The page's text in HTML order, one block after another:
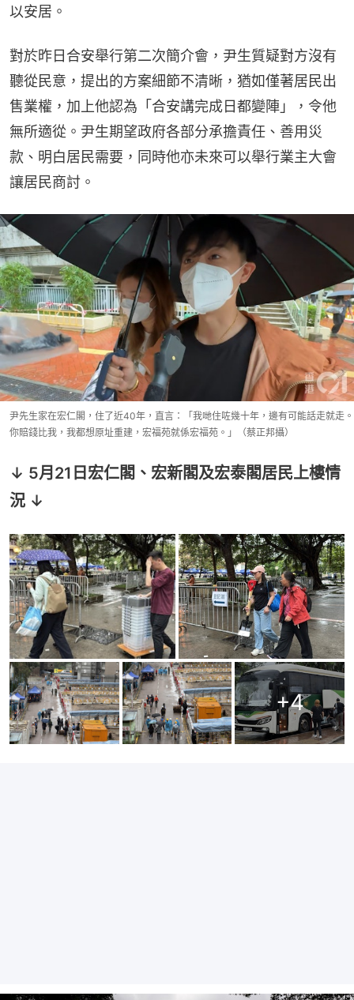
以安居。
對於昨日合安舉行第二次簡介會，尹生質疑對方沒有
聽從民意，提出的方案細節不清晰，猶如僅著居民出
售業權，加上他認為「合安講完成日都變陣」，令他
無所適從。尹生期望政府各部分承擔責任、善用災
款、明白居民需要，同時他亦未來可以舉行業主大會
讓居民商討。
尹先生家在宏仁閣，住了近40年，直言：「我哋住咗幾十年，邊有可能話走就走。
你賠錢比我，我都想原址重建，宏福苑就係宏福苑。」（蔡正邦攝）
↓ 5月21日宏仁閣、宏新閣及宏泰閣居民上樓情
況 ↓
+4